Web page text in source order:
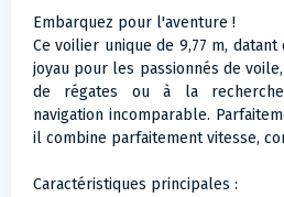
Embarquez pour l'aventure !
Ce voilier unique de 9,77 m,
joyau pour les passionnés de
de régates ou à la
navigation incomparable.
il combine parfaitement vitesse,
Caractéristiques principales :